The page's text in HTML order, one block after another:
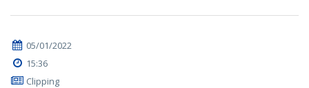
05/01/2022
15:36
Clipping